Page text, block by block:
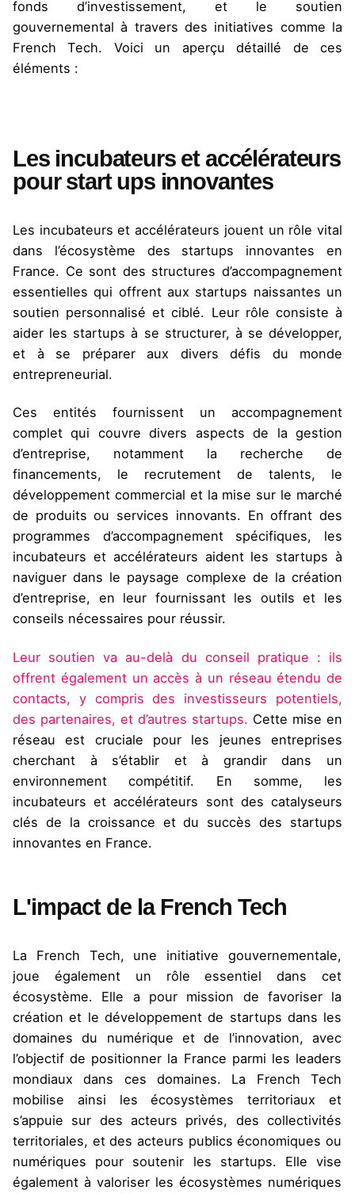
fonds d’investissement, et le soutien
gouvernemental à travers des initiatives comme la
French Tech. Voici un aperçu détaillé de ces
éléments :
Les incubateurs et accélérateurs
pour start ups innovantes
Les incubateurs et accélérateurs jouent un rôle vital
dans l’écosystème des startups innovantes en
France. Ce sont des structures d’accompagnement
essentielles qui offrent aux startups naissantes un
soutien personnalisé et ciblé. Leur rôle consiste à
aider les startups à se structurer, à se développer,
et à se préparer aux divers défis du monde
entrepreneurial.
Ces entités fournissent un accompagnement
complet qui couvre divers aspects de la gestion
d’entreprise, notamment la recherche de
financements, le recrutement de talents, le
développement commercial et la mise sur le marché
de produits ou services innovants. En offrant des
programmes d’accompagnement spécifiques, les
incubateurs et accélérateurs aident les startups à
naviguer dans le paysage complexe de la création
d’entreprise, en leur fournissant les outils et les
conseils nécessaires pour réussir.
Leur soutien va au-delà du conseil pratique : ils
offrent également un accès à un réseau étendu de
contacts, y compris des investisseurs potentiels,
des partenaires, et d’autres startups. Cette mise en
réseau est cruciale pour les jeunes entreprises
cherchant à s’établir et à grandir dans un
environnement compétitif. En somme, les
incubateurs et accélérateurs sont des catalyseurs
clés de la croissance et du succès des startups
innovantes en France.
L'impact de la French Tech
La French Tech, une initiative gouvernementale,
joue également un rôle essentiel dans cet
écosystème. Elle a pour mission de favoriser la
création et le développement de startups dans les
domaines du numérique et de l’innovation, avec
l’objectif de positionner la France parmi les leaders
mondiaux dans ces domaines. La French Tech
mobilise ainsi les écosystèmes territoriaux et
s’appuie sur des acteurs privés, des collectivités
territoriales, et des acteurs publics économiques ou
numériques pour soutenir les startups. Elle vise
également à valoriser les écosystèmes numériques